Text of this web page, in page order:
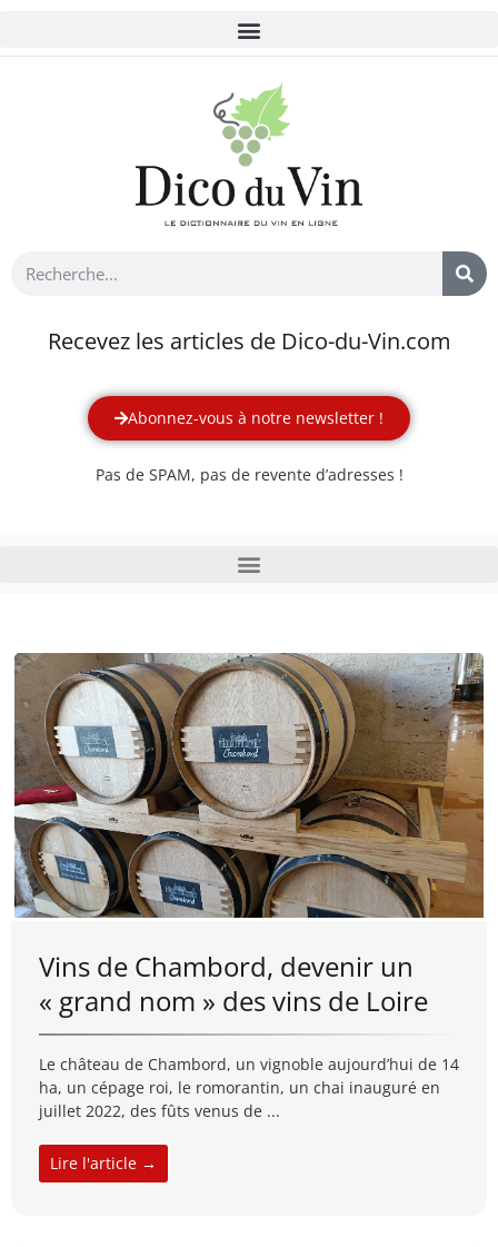
Recevez les articles de Dico-du-Vin.com
Abonnez-vous à notre newsletter !
Pas de SPAM, pas de revente d’adresses !
Vins de Chambord, devenir un
« grand nom » des vins de Loire
Le château de Chambord, un vignoble aujourd’hui de 14
ha, un cépage roi, le romorantin, un chai inauguré en
juillet 2022, des fûts venus de ...
Lire l'article →